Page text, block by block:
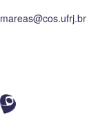
mareas@cos.ufrj.br